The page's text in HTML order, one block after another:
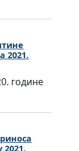
2021.
године